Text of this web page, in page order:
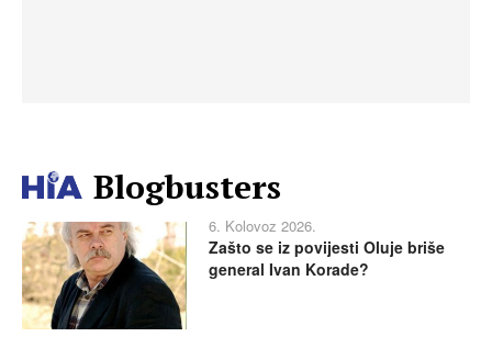
Blogbusters
6. Kolovoz 2026.
Zašto se iz povijesti Oluje briše
general Ivan Korade?